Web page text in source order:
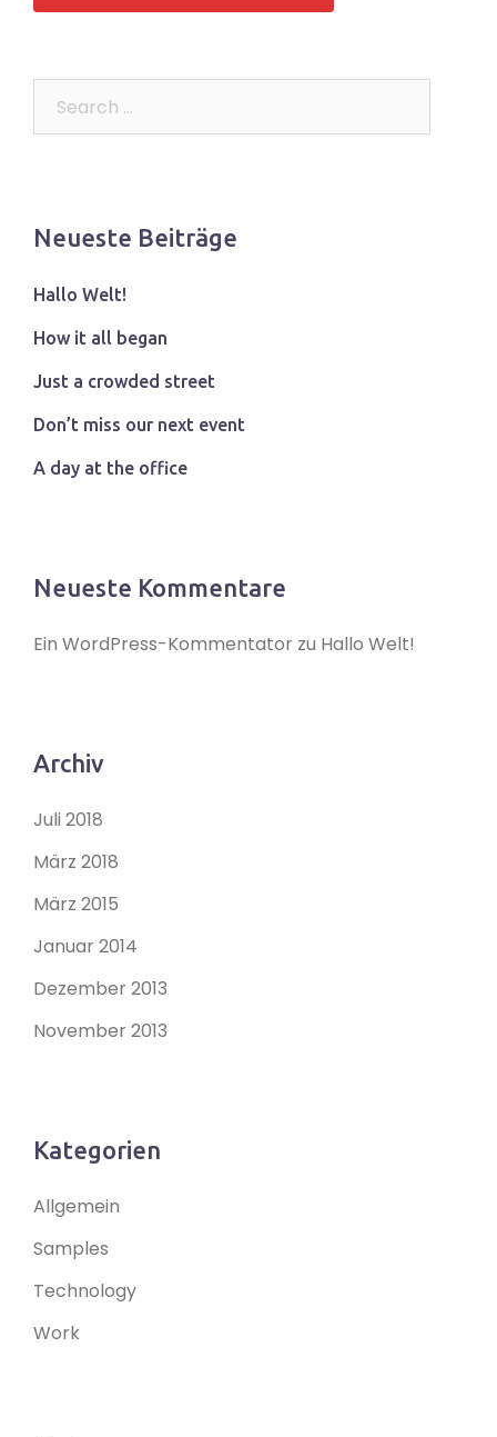
Neueste Beiträge
Hallo Welt!
How it all began
Just a crowded street
Don’t miss our next event
A day at the office
Neueste Kommentare
Ein WordPress-Kommentator zu Hallo Welt!
Archiv
Juli 2018
März 2018
März 2015
Januar 2014
Dezember 2013
November 2013
Kategorien
Allgemein
Samples
Technology
Work